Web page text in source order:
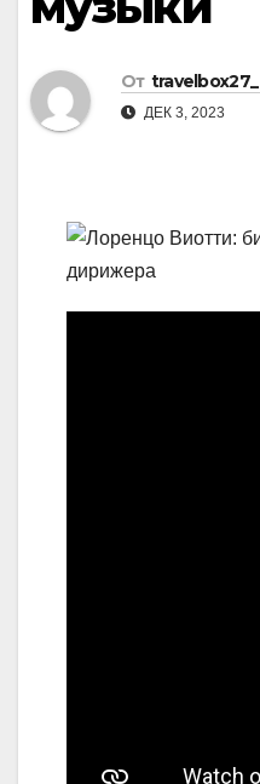
От travelbox27_
ДЕК 3, 2023